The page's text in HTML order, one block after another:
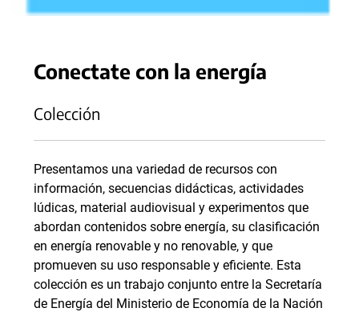
Conectate con la energía
Colección
Presentamos una variedad de recursos con
información, secuencias didácticas, actividades
lúdicas, material audiovisual y experimentos que
abordan contenidos sobre energía, su clasificación
en energía renovable y no renovable, y que
promueven su uso responsable y eficiente. Esta
colección es un trabajo conjunto entre la Secretaría
de Energía del Ministerio de Economía de la Nación